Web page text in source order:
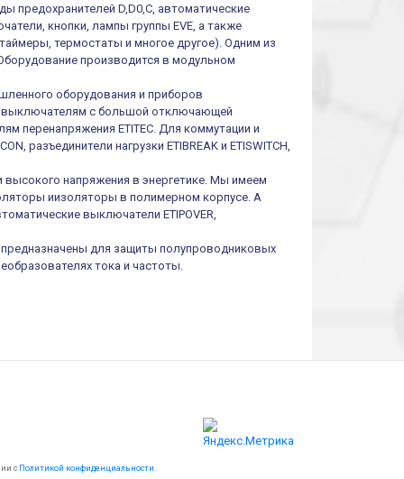
предохранителей D,D0,C, автоматические
кнопки, лампы группы EVE, а также
термостаты и многое другое). Одним из
производится в модульном
оборудования и приборов
выключателям с большой отключающей
перенапряжения ETITEC. Для коммутации и
разъединители нагрузки ETIBREAK и ETISWITCH,
высокого напряжения в энергетике. Мы имеем
иизоляторы в полимерном корпусе. А
выключатели ETIPOVER,
предназначены для защиты полупроводниковых
тока и частоты.
с Политикой конфиденциальности.